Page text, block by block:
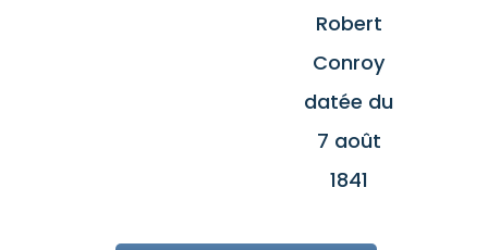
Robert
Conroy
datée du
7 août
1841